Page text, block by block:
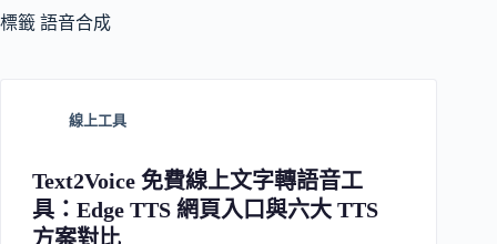
容
標籤 語音合成
線上工具
Text2Voice 免費線上文字轉語音工
具：Edge TTS 網頁入口與六大 TTS
方案對比